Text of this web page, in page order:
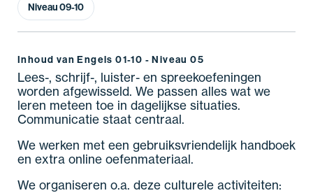
Niveau 09-10
Inhoud van Engels 01-10 - Niveau 05
Lees-, schrijf-, luister- en spreekoefeningen
worden afgewisseld. We passen alles wat we
leren meteen toe in dagelijkse situaties.
Communicatie staat centraal.
We werken met een gebruiksvriendelijk handboek
en extra online oefenmateriaal.
We organiseren o.a. deze culturele activiteiten: